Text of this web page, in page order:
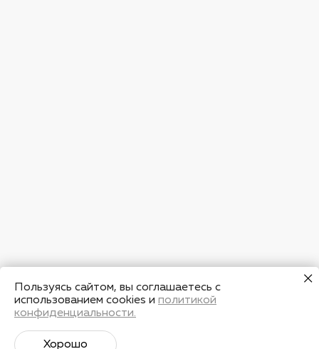
Пользуясь сайтом, вы соглашаетесь с
использованием cookies и политикой
конфиденциальности.
Хорошо